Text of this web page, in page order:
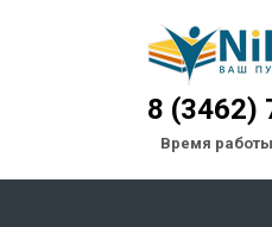
8 (3462)
Время